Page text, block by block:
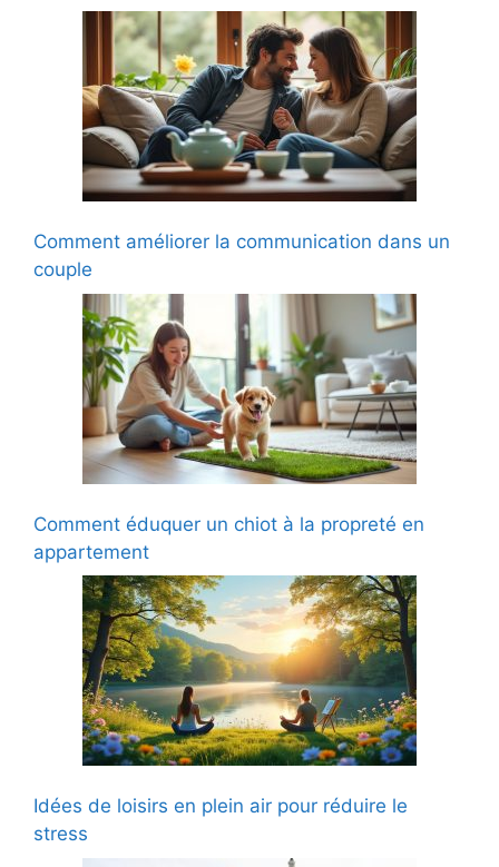
Comment améliorer la communication dans un
couple
Comment éduquer un chiot à la propreté en
appartement
Idées de loisirs en plein air pour réduire le
stress